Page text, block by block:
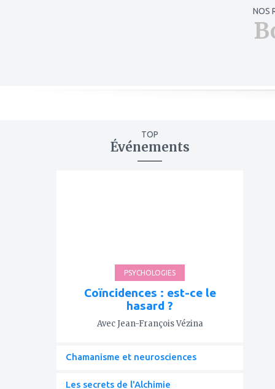
NOS
TOP
Événements
PSYCHOLOGIES
Coïncidences : est-ce le
hasard ?
Avec Jean-François Vézina
Chamanisme et neurosciences
Les secrets de l'Alchimie